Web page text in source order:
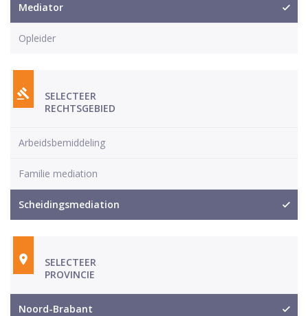
Mediator
Opleider
SELECTEER
RECHTSGEBIED
Arbeidsbemiddeling
Familie mediation
Scheidingsmediation
SELECTEER
PROVINCIE
Noord-Brabant